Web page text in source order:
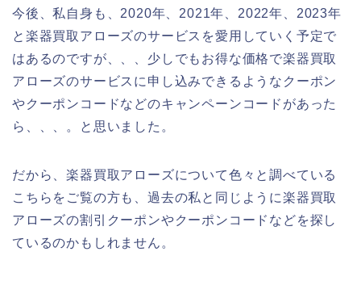
今後、私自身も、2020年、2021年、2022年、2023年
と楽器買取アローズのサービスを愛用していく予定で
はあるのですが、、、少しでもお得な価格で楽器買取
アローズのサービスに申し込みできるようなクーポン
やクーポンコードなどのキャンペーンコードがあった
ら、、、。と思いました。
だから、楽器買取アローズについて色々と調べている
こちらをご覧の方も、過去の私と同じように楽器買取
アローズの割引クーポンやクーポンコードなどを探し
ているのかもしれません。